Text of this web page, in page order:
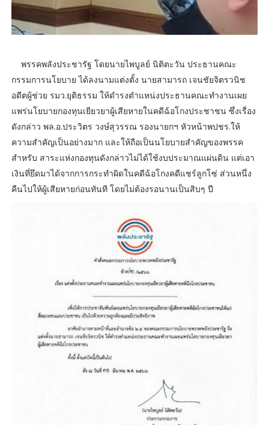
พรรคพลังประชารัฐ โดยนายไพบูลย์ นิติตะวัน ประธานคณะ
กรรมการนโยบาย ได้ลงนามแต่งตั้ง นายสามารถ เจนชัยจิตรวนิช
อดีตผู้ช่วย รมว.ยุติธรรม ให้ดำรงตำแหน่งประธานคณะทำงานเผย
แพร่นโยบายกองทุนเยียวยาผู้เสียหายในคดีฉ้อโกงประชาชน ซึ่งเรื่อง
ดังกล่าว พล.อ.ประวิตร วงษ์สุวรรณ รองนายกฯ หัวหน้าพปชร.ให้
ความสำคัญเป็นอย่างมาก และให้ถือเป็นนโยบายสำคัญของพรรค
สำหรับ สาระแห่งกองทุนดังกล่าวไม่ได้ใช้งบประมาณแผ่นดิน แต่เอา
เงินที่ยึดมาได้จากการกระทำผิดในคดีฉ้อโกงคดีแชร์ลูกโซ่ ส่วนหนึ่ง
คืนไปให้ผู้เสียหายก่อนทันที โดยไม่ต้องรอนานเป็นสิบๆ ปี